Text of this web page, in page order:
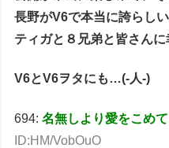
長野がV6で本当に誇らしい
ティガと８兄弟と皆さんに
V6とV6ヲタにも…(-人-)
694:名無しより愛をこめて
ID:HM/VobOuO